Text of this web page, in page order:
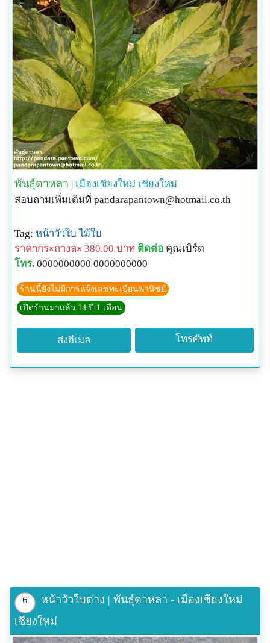
พันธุ์ดาหลา | เมืองเชียงใหม่ เชียงใหม่
สอบถามเพิ่มเติมที่ pandarapantown@hotmail.co.th
Tag: หน้าวัวใบ ไม้ใบ
ราคากระถางละ 380.00 บาท ติดต่อ คุณเบิร์ด
โทร. 0000000000 0000000000
ร้านนี้ยังไม่มีการแจ้งเลขทะเบียนพานิชย์
เปิดร้านมาแล้ว 14 ปี 1 เดือน
ส่งอีเมล โทรศัพท์
6
หน้าวัวใบด่าง | พันธุ์ดาหลา - เมืองเชียงใหม่
เชียงใหม่